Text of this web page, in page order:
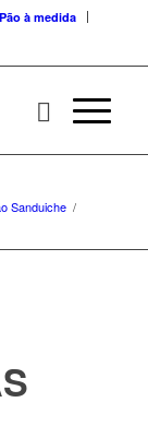
Pão à medida
Sanduiche /